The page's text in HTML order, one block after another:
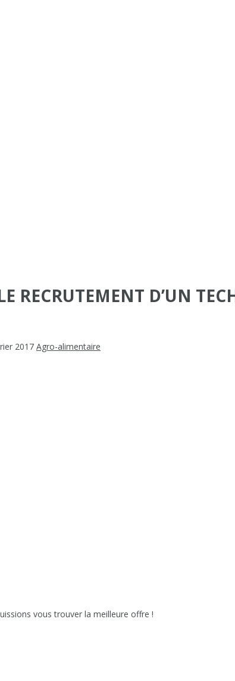
RECRUTEMENT D’UN
2017 Agro-alimentaire
vous trouver la meilleure offre !